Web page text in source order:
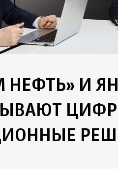
НЕФТЬ» И